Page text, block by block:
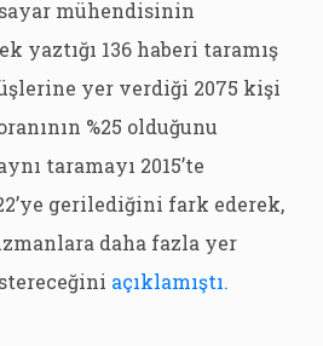
mühendisinin
yaztığı 136 haberi taramış
yer verdiği 2075 kişi
%25 olduğunu
taramayı 2015’te
gerilediğini fark ederek,
daha fazla yer
açıklamıştı.